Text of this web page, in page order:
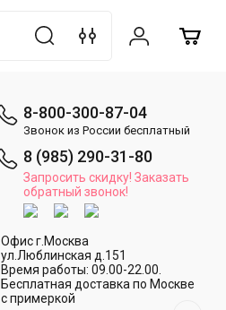
8-800-300-87-04
Звонок из России бесплатный
8 (985) 290-31-80
Запросить скидку! Заказать
обратный звонок!
Офис г.Москва
ул.Люблинская д.151
Время работы: 09.00-22.00.
Бесплатная доставка по Москве
с примеркой